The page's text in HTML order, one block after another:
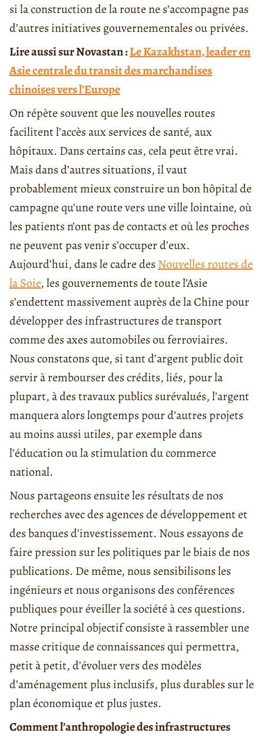
si la construction de la route ne s’accompagne pas
d’autres initiatives gouvernementales ou privées.
Lire aussi sur Novastan :Le Kazakhstan, leader en
Asie centrale du transit des marchandises
chinoises vers l’Europe
On répète souvent que les nouvelles routes
facilitent l’accès aux services de santé, aux
hôpitaux. Dans certains cas, cela peut être vrai.
Mais dans d’autres situations, il vaut
probablement mieux construire un bon hôpital de
campagne qu’une route vers une ville lointaine, où
les patients n’ont pas de contacts et où les proches
ne peuvent pas venir s’occuper d’eux.
Aujourd’hui, dans le cadre des Nouvelles routes de
la Soie, les gouvernements de toute l’Asie
s’endettent massivement auprès de la Chine pour
développer des infrastructures de transport
comme des axes automobiles ou ferroviaires.
Nous constatons que, si tant d’argent public doit
servir à rembourser des crédits, liés, pour la
plupart, à des travaux publics surévalués, l’argent
manquera alors longtemps pour d’autres projets
au moins aussi utiles, par exemple dans
l’éducation ou la stimulation du commerce
national.
Nous partageons ensuite les résultats de nos
recherches avec des agences de développement et
des banques d’investissement. Nous essayons de
faire pression sur les politiques par le biais de nos
publications. De même, nous sensibilisons les
ingénieurs et nous organisons des conférences
publiques pour éveiller la société à ces questions.
Notre principal objectif consiste à rassembler une
masse critique de connaissances qui permettra,
petit à petit, d’évoluer vers des modèles
d’aménagement plus inclusifs, plus durables sur le
plan économique et plus justes.
Comment l’anthropologie des infrastructures